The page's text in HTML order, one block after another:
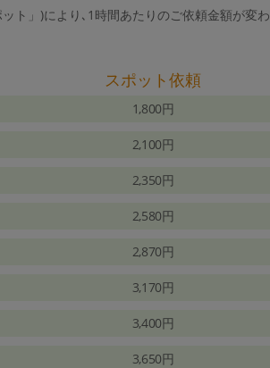
ト」)により､1時間あたりのご依頼金額が変わ
スポット依頼
1,800円
2,100円
2,350円
2,580円
2,870円
3,170円
3,400円
3,650円